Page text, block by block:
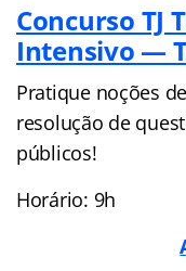
Concurso TJ
Intensivo —
Pratique noções
resolução de
públicos!
Horário: 9h